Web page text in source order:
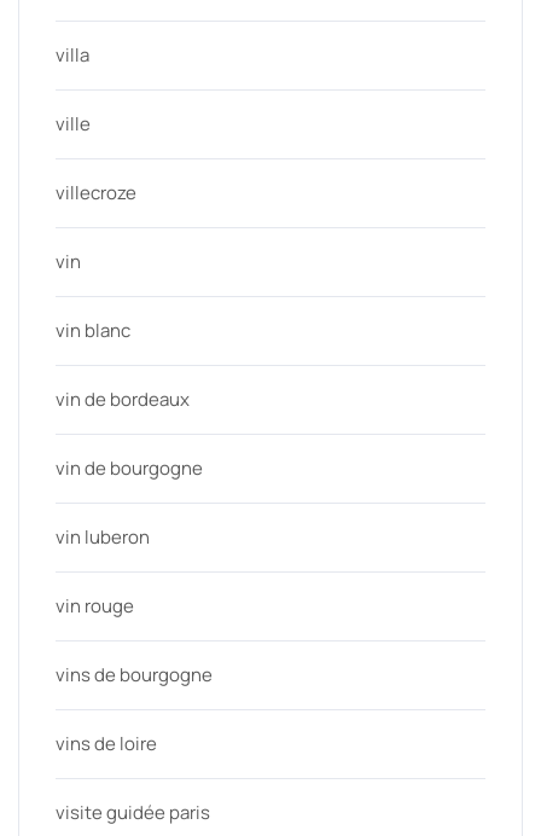
villa
ville
villecroze
vin
vin blanc
vin de bordeaux
vin de bourgogne
vin luberon
vin rouge
vins de bourgogne
vins de loire
visite guidée paris